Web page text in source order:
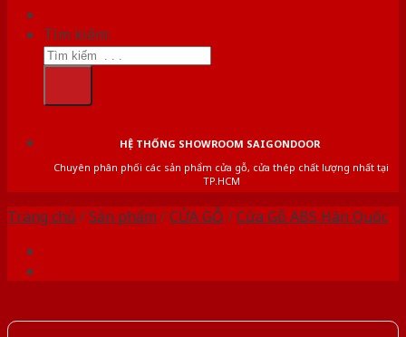
Tìm kiếm:
HỆ THỐNG SHOWROOM SAIGONDOOR
Chuyên phân phối các sản phẩm cửa gỗ, cửa thép chất lượng nhất tại
TP.HCM
Trang chủ /Sản phẩm /CỬA GỖ /Cửa Gỗ ABS Hàn Quốc